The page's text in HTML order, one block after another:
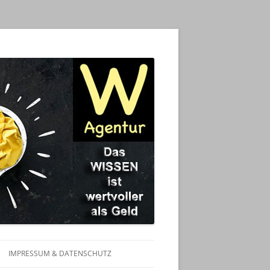
IMPRESSUM & DATENSCHUTZ